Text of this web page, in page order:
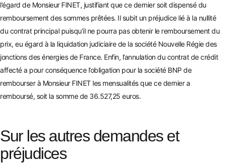
l’égard de Monsieur FINET, justifiant que ce dernier soit dispensé du
remboursement des sommes prêtées. Il subit un préjudice lié à la nullité
du contrat principal puisqu’il ne pourra pas obtenir le remboursement du
prix, eu égard à la liquidation judiciaire de la société Nouvelle Régie des
jonctions des énergies de France. Enfin, l’annulation du contrat de crédit
affecté a pour conséquence l’obligation pour la société BNP de
rembourser à Monsieur FINET les mensualités que ce dernier a
remboursé, soit la somme de 36.527,25 euros.
Sur les autres demandes et
préjudices